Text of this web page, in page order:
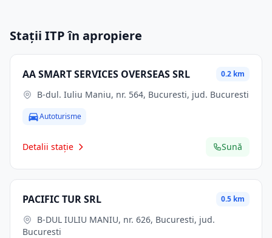
Stații ITP în apropiere
AA SMART SERVICES OVERSEAS SRL 0.2 km
B-dul. Iuliu Maniu, nr. 564, Bucuresti, jud. Bucuresti
Autoturisme
Detalii stație Sună
PACIFIC TUR SRL 0.5 km
Bucuresti